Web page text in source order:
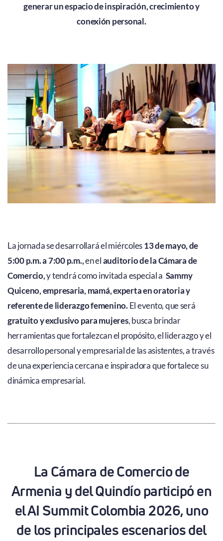
generar un espacio de inspiración, crecimiento y
conexión personal.
La jornada se desarrollará el miércoles13 de mayo, de
5:00 p.m. a 7:00 p.m.,en elauditorio de la Cámara de
Comercio,y tendrá como invitada especial a Sammy
Quiceno, empresaria, mamá, experta en oratoria y
referente de liderazgo femenino.El evento, que será
gratuito y exclusivo para mujeres, busca brindar
herramientas que fortalezcan el propósito, el liderazgo y el
desarrollo personal y empresarial de las asistentes, a través
de una experiencia cercana e inspiradora que fortalece su
dinámica empresarial.
La Cámara de Comercio de
Armenia y del Quindío participó en
el AI Summit Colombia 2026, uno
de los principales escenarios del